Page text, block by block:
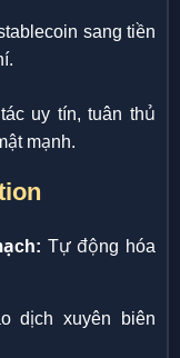
sang tiền
uy tín, tuân thủ
mạnh.
Tự động hóa
dịch xuyên biên